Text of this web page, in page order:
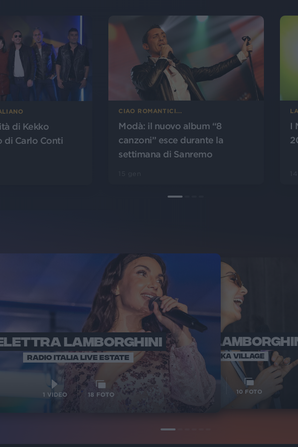
di Kekko
di Carlo Conti
CIAO ROMANTICI...
Modà: il nuovo album “8
canzoni” esce durante la
settimana di Sanremo
I
LAMBORGHINI
RADIO ITALIA LIVE ESTATE
1 VIDEO 18 FOTO
ELETTRA
VOI TANKA VILLAGE
10 FOTO
VOI